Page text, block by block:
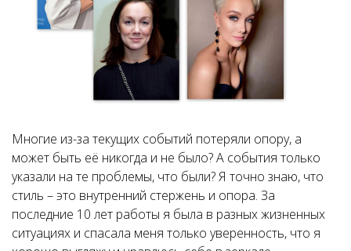
Многие из-за текущих событий потеряли опору, а
может быть её никогда и не было? А события только
указали на те проблемы, что были? Я точно знаю, что
стиль – это внутренний стержень и опора. За
последние 10 лет работы я была в разных жизненных
ситуациях и спасала меня только уверенность, что я